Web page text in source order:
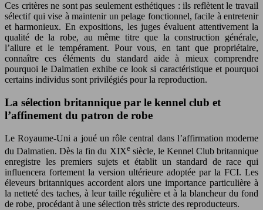
Ces critères ne sont pas seulement esthétiques : ils reflètent le travail
sélectif qui vise à maintenir un pelage fonctionnel, facile à entretenir
et harmonieux. En expositions, les juges évaluent attentivement la
qualité de la robe, au même titre que la construction générale,
l’allure et le tempérament. Pour vous, en tant que propriétaire,
connaître ces éléments du standard aide à mieux comprendre
pourquoi le Dalmatien exhibe ce look si caractéristique et pourquoi
certains individus sont privilégiés pour la reproduction.
La sélection britannique par le kennel club et
l’affinement du patron de robe
Le Royaume-Uni a joué un rôle central dans l’affirmation moderne
du Dalmatien. Dès la fin du XIXesiècle, le Kennel Club britannique
enregistre les premiers sujets et établit un standard de race qui
influencera fortement la version ultérieure adoptée par la FCI. Les
éleveurs britanniques accordent alors une importance particulière à
la netteté des taches, à leur taille régulière et à la blancheur du fond
de robe, procédant à une sélection très stricte des reproducteurs.